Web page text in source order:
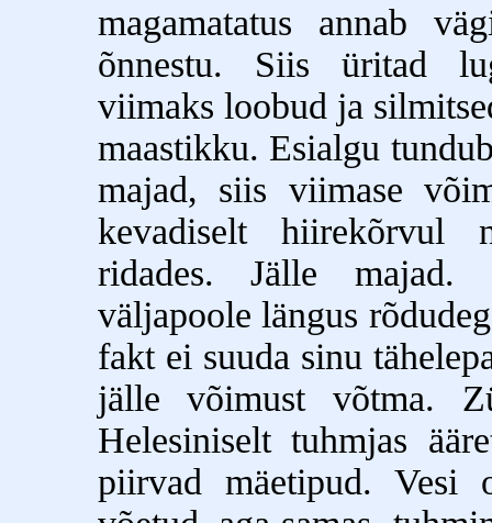
magamatatus annab
õnnestu. Siis üritad
viimaks loobud ja
maastikku. Esialgu
majad, siis viimase
kevadiselt hiirekõrvul
ridades. Jälle majad.
väljapoole längus
fakt ei suuda sinu
jälle võimust võtma.
Helesiniselt tuhmjas
piirvad mäetipud. Vesi